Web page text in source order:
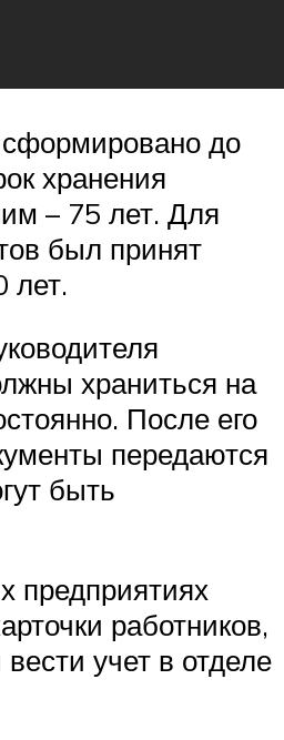
до
хранения
– 75 лет. Для
был принят
лет.
храниться на
После его
передаются
быть
предприятиях
работников,
учет в отделе